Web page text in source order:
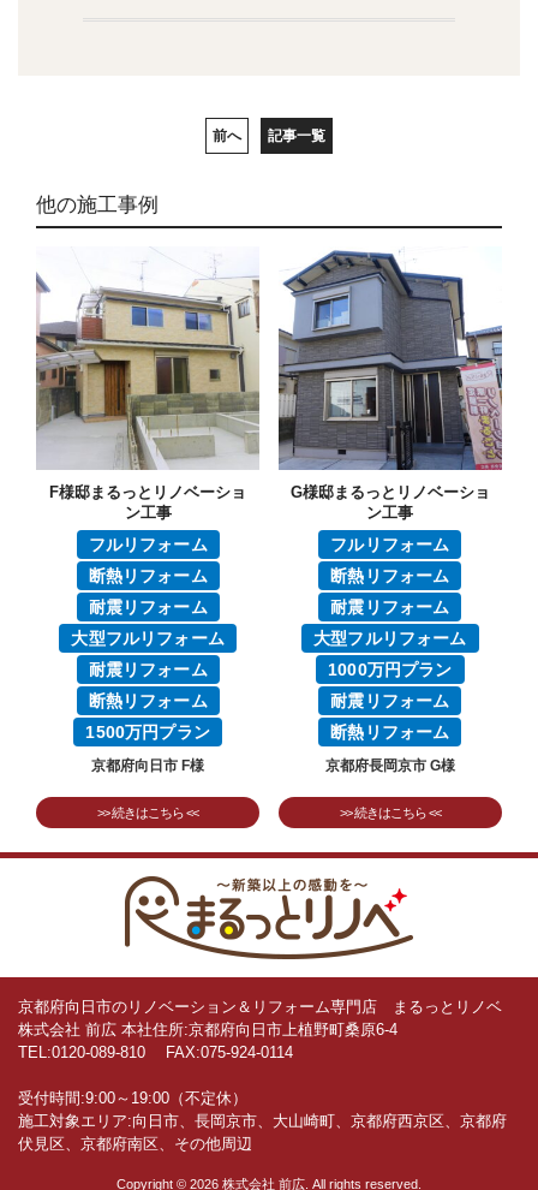
前へ 記事一覧
他の施工事例
F様邸まるっとリノベーショ
ン工事
フルリフォーム
断熱リフォーム
耐震リフォーム
大型フルリフォーム
耐震リフォーム
断熱リフォーム
1500万円プラン
京都府向日市 F様
>> 続きはこちら <<
G様邸まるっとリノベーショ
ン工事
フルリフォーム
断熱リフォーム
耐震リフォーム
大型フルリフォーム
1000万円プラン
耐震リフォーム
断熱リフォーム
京都府長岡京市 G様
>> 続きはこちら <<
京都府向日市のリノベーション＆リフォーム専門店 まるっとリノベ
株式会社 前広 本社住所:京都府向日市上植野町桑原6-4
TEL:0120-089-810 FAX:075-924-0114
受付時間:9:00～19:00（不定休）
施工対象エリア:向日市、長岡京市、大山崎町、京都府西京区、京都府
伏見区、京都府南区、その他周辺
Copyright © 2026 株式会社 前広. All rights reserved.